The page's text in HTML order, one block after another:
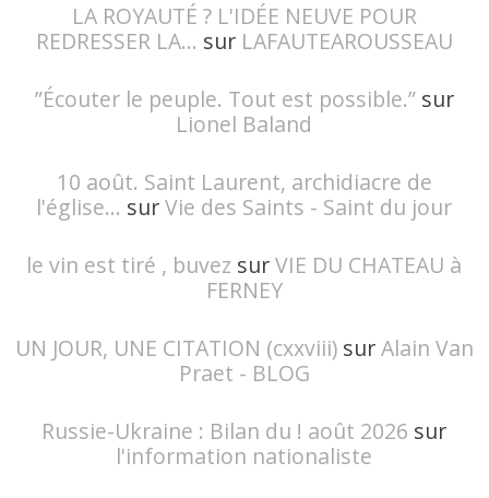
LA ROYAUTÉ ? L'IDÉE NEUVE POUR
REDRESSER LA... sur LAFAUTEAROUSSEAU
”Écouter le peuple. Tout est possible.”sur
Lionel Baland
10 août. Saint Laurent, archidiacre de
l'église... surVie des Saints - Saint du jour
le vin est tiré , buvez surVIE DU CHATEAU à
FERNEY
UN JOUR, UNE CITATION (cxxviii)surAlain Van
Praet - BLOG
Russie-Ukraine : Bilan du ! août 2026 sur
l'information nationaliste